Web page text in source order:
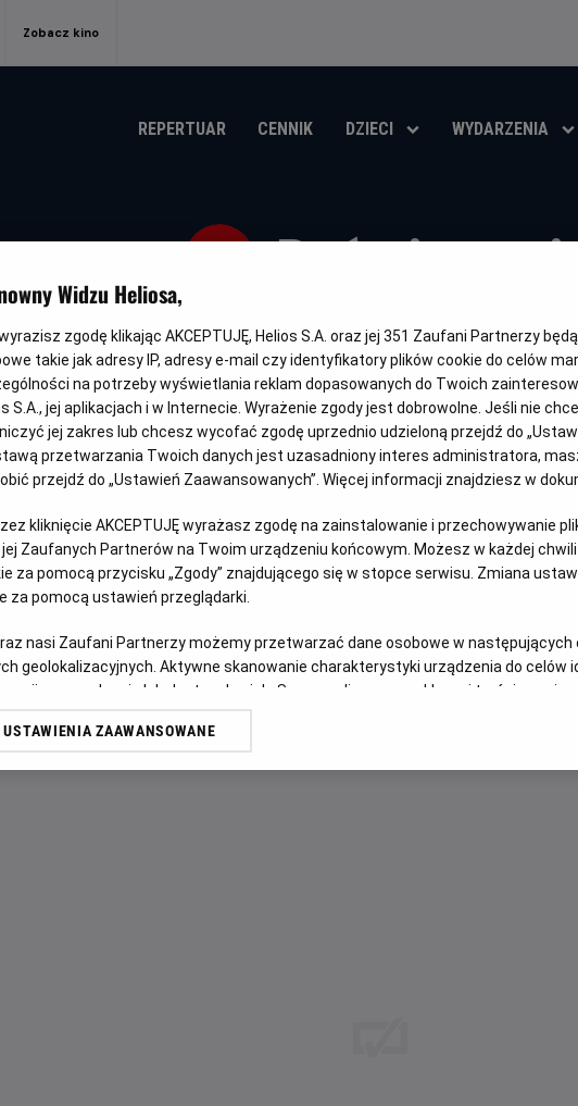
Zobacz kino
REPERTUAR CENNIK DZIECI WYDARZENIA
Poświęceni
tytuł
wiek
trwania
i
rok
OBSERWUJ
NAPISY
OPIS FILMU
Napięta relacja matki z córką zostaje wystawiona
pogrążona w żałobie matka zatrudnia
brutalne wskrzeszenie wymyka się spod kontroli,
walcząc o życie – i o siebie nawzajem.
Widzu Heliosa,
zgodę klikając AKCEPTUJĘ, Helios S.A. oraz jej 351 Zaufani Partnerzy
takie jak adresy IP, adresy e-mail czy identyfikatory plików cookie do celów
na potrzeby wyświetlania reklam dopasowanych do Twoich
S.A., jej aplikacjach i w Internecie. Wyrażenie zgody jest dobrowolne. Jeśli nie
jej zakres lub chcesz wycofać zgodę uprzednio udzieloną przejdź do
przetwarzania Twoich danych jest uzasadniony interes administratora,
przejdź do „Ustawień Zaawansowanych”. Więcej informacji znajdziesz w
kliknięcie AKCEPTUJĘ wyrażasz zgodę na zainstalowanie i przechowywanie
Zaufanych Partnerów na Twoim urządzeniu końcowym. Możesz w każdej
za pomocą przycisku „Zgody” znajdującego się w stopce serwisu. Zmiana
za pomocą ustawień przeglądarki.
nasi Zaufani Partnerzy możemy przetwarzać dane osobowe w następujących
geolokalizacyjnych. Aktywne skanowanie charakterystyki urządzenia do celów
na urządzeniu lub dostęp do nich. Spersonalizowane reklamy i treści, pomiar
i ulepszanie usług.
USTAWIENIA ZAAWANSOWANE